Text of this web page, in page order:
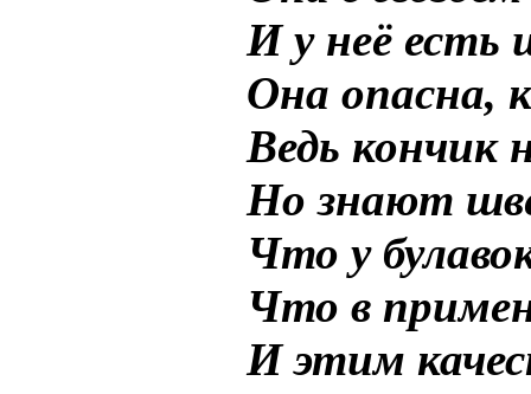
И у неё
Она опасна,
Ведь кончик
Но знают
Что у
Что в
И этим